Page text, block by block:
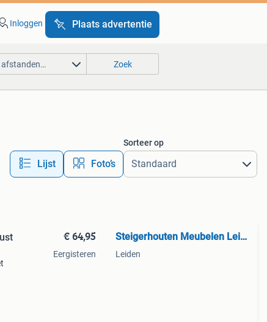
Inloggen Plaats advertentie
afstanden… Zoek
Lijst Foto’s
Sorteer op
€ 64,95
Eergisteren
Steigerhouten Meubelen Leiden
Leiden